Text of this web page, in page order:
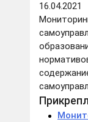
16.04.2021